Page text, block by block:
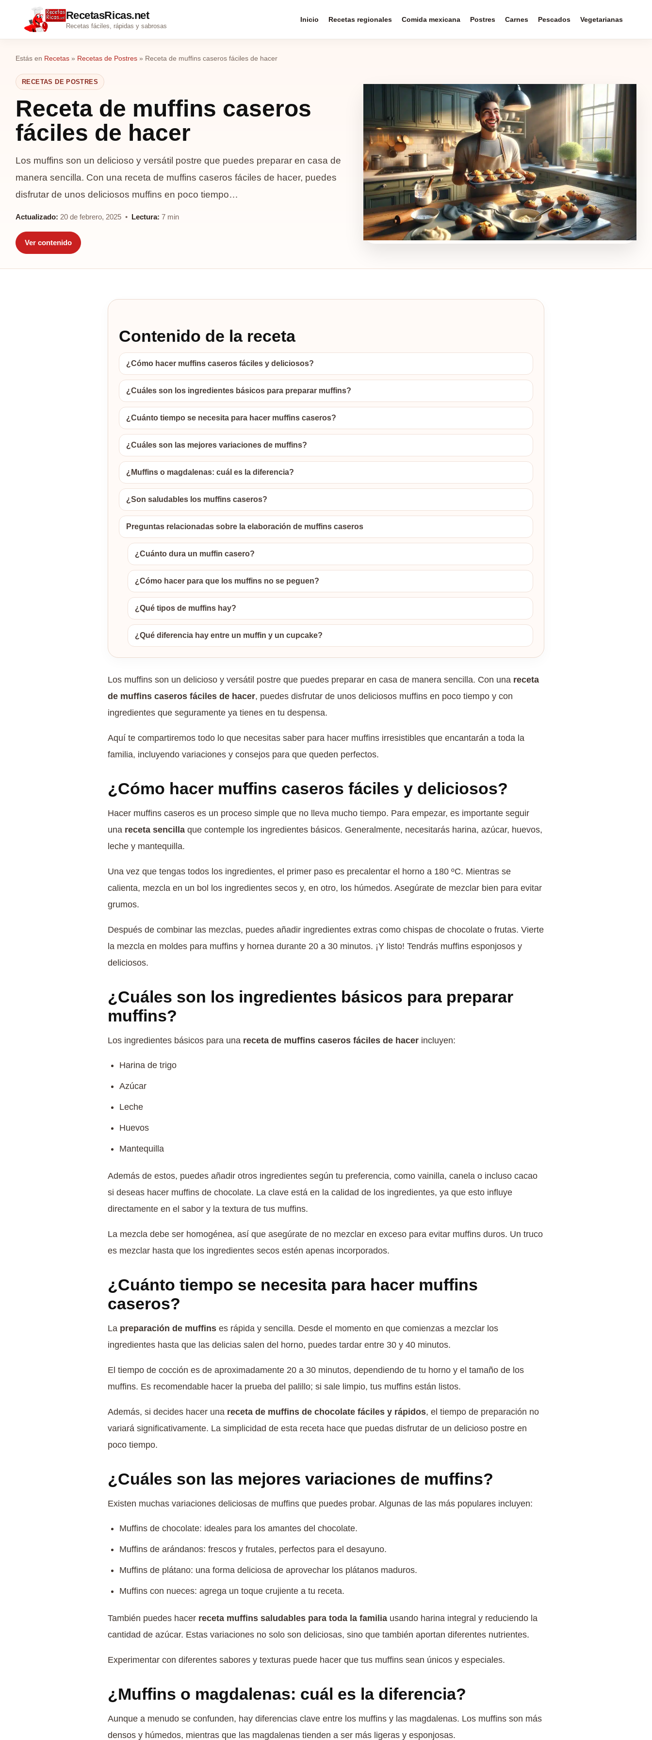
RecetasRicas.net
Recetas fáciles, rápidas y sabrosas
Inicio Recetas regionales Comida mexicana Postres Carnes Pescados Vegetarianas
Estás en Recetas » Recetas de Postres » Receta de muffins caseros fáciles de hacer
RECETAS DE POSTRES
Receta de muffins caseros
fáciles de hacer
Los muffins son un delicioso y versátil postre que puedes preparar en casa de
manera sencilla. Con una receta de muffins caseros fáciles de hacer, puedes
disfrutar de unos deliciosos muffins en poco tiempo…
Actualizado: 20 de febrero, 2025 • Lectura: 7 min
Ver contenido
Contenido de la receta
¿Cómo hacer muffins caseros fáciles y deliciosos?
¿Cuáles son los ingredientes básicos para preparar muffins?
¿Cuánto tiempo se necesita para hacer muffins caseros?
¿Cuáles son las mejores variaciones de muffins?
¿Muffins o magdalenas: cuál es la diferencia?
¿Son saludables los muffins caseros?
Preguntas relacionadas sobre la elaboración de muffins caseros
¿Cuánto dura un muffin casero?
¿Cómo hacer para que los muffins no se peguen?
¿Qué tipos de muffins hay?
¿Qué diferencia hay entre un muffin y un cupcake?
Los muffins son un delicioso y versátil postre que puedes preparar en casa de manera sencilla. Con una receta
de muffins caseros fáciles de hacer, puedes disfrutar de unos deliciosos muffins en poco tiempo y con
ingredientes que seguramente ya tienes en tu despensa.
Aquí te compartiremos todo lo que necesitas saber para hacer muffins irresistibles que encantarán a toda la
familia, incluyendo variaciones y consejos para que queden perfectos.
¿Cómo hacer muffins caseros fáciles y deliciosos?
Hacer muffins caseros es un proceso simple que no lleva mucho tiempo. Para empezar, es importante seguir
una receta sencilla que contemple los ingredientes básicos. Generalmente, necesitarás harina, azúcar, huevos,
leche y mantequilla.
Una vez que tengas todos los ingredientes, el primer paso es precalentar el horno a 180 ºC. Mientras se
calienta, mezcla en un bol los ingredientes secos y, en otro, los húmedos. Asegúrate de mezclar bien para evitar
grumos.
Después de combinar las mezclas, puedes añadir ingredientes extras como chispas de chocolate o frutas. Vierte
la mezcla en moldes para muffins y hornea durante 20 a 30 minutos. ¡Y listo! Tendrás muffins esponjosos y
deliciosos.
¿Cuáles son los ingredientes básicos para preparar
muffins?
Los ingredientes básicos para una receta de muffins caseros fáciles de hacer incluyen:
Harina de trigo
Azúcar
Leche
Huevos
Mantequilla
Además de estos, puedes añadir otros ingredientes según tu preferencia, como vainilla, canela o incluso cacao
si deseas hacer muffins de chocolate. La clave está en la calidad de los ingredientes, ya que esto influye
directamente en el sabor y la textura de tus muffins.
La mezcla debe ser homogénea, así que asegúrate de no mezclar en exceso para evitar muffins duros. Un truco
es mezclar hasta que los ingredientes secos estén apenas incorporados.
¿Cuánto tiempo se necesita para hacer muffins
caseros?
La preparación de muffins es rápida y sencilla. Desde el momento en que comienzas a mezclar los
ingredientes hasta que las delicias salen del horno, puedes tardar entre 30 y 40 minutos.
El tiempo de cocción es de aproximadamente 20 a 30 minutos, dependiendo de tu horno y el tamaño de los
muffins. Es recomendable hacer la prueba del palillo; si sale limpio, tus muffins están listos.
Además, si decides hacer una receta de muffins de chocolate fáciles y rápidos, el tiempo de preparación no
variará significativamente. La simplicidad de esta receta hace que puedas disfrutar de un delicioso postre en
poco tiempo.
¿Cuáles son las mejores variaciones de muffins?
Existen muchas variaciones deliciosas de muffins que puedes probar. Algunas de las más populares incluyen:
Muffins de chocolate: ideales para los amantes del chocolate.
Muffins de arándanos: frescos y frutales, perfectos para el desayuno.
Muffins de plátano: una forma deliciosa de aprovechar los plátanos maduros.
Muffins con nueces: agrega un toque crujiente a tu receta.
También puedes hacer receta muffins saludables para toda la familia usando harina integral y reduciendo la
cantidad de azúcar. Estas variaciones no solo son deliciosas, sino que también aportan diferentes nutrientes.
Experimentar con diferentes sabores y texturas puede hacer que tus muffins sean únicos y especiales.
¿Muffins o magdalenas: cuál es la diferencia?
Aunque a menudo se confunden, hay diferencias clave entre los muffins y las magdalenas. Los muffins son más
densos y húmedos, mientras que las magdalenas tienden a ser más ligeras y esponjosas.